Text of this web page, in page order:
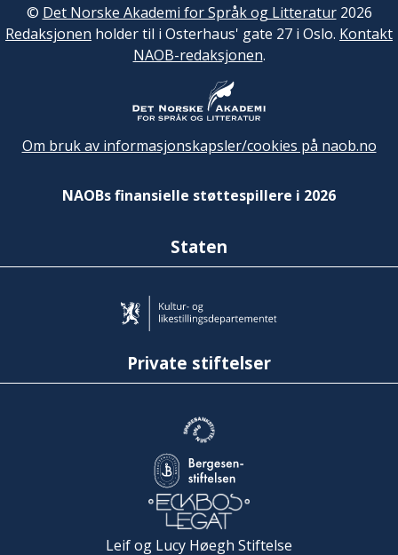
© Det Norske Akademi for Språk og Litteratur2026
Redaksjonen holder til i Osterhaus' gate 27 i Oslo. Kontakt
NAOB-redaksjonen.
Om bruk av informasjonskapsler/cookies på naob.no
NAOBs finansielle støttespillere i 2026
Staten
Private stiftelser
Leif og Lucy Høegh Stiftelse